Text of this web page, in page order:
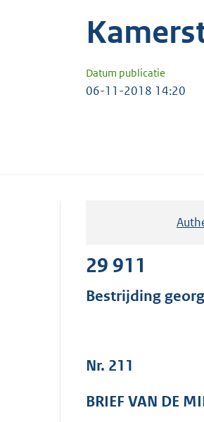
Datum publicatie
06-11-2018 14:20
29 911
Bestrijding
Nr. 211
BRIEF VAN DE